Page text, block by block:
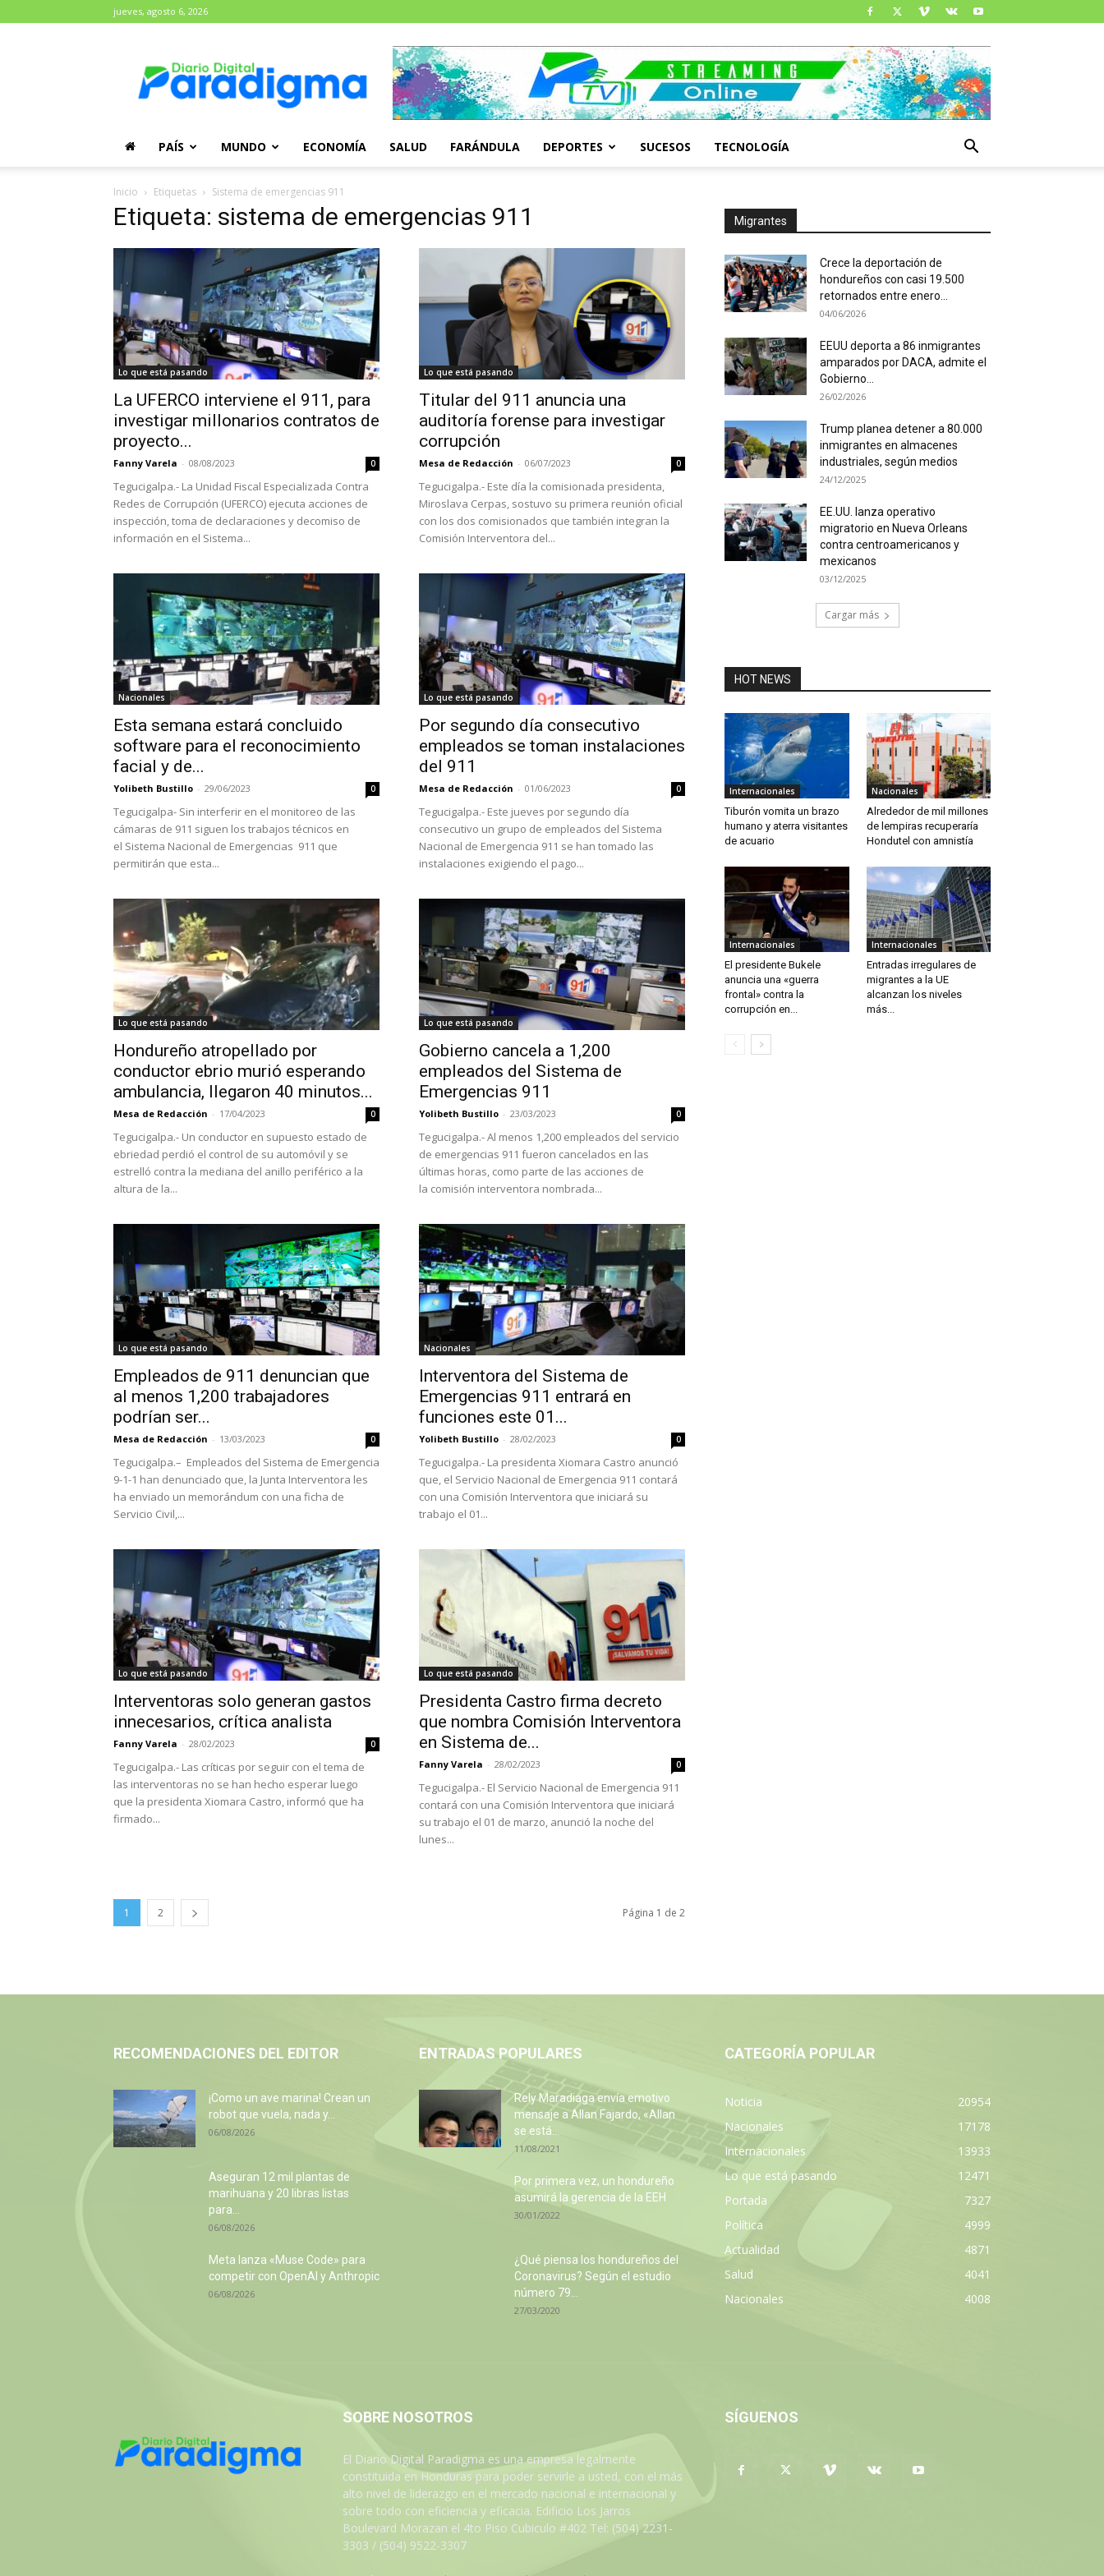
jueves, agosto 6, 2026
Paradigma
PAÍS MUNDO ECONOMÍA SALUD FARÁNDULA DEPORTES SUCESOS TECNOLOGÍA
Inicio Etiquetas Sistema de emergencias 911
Etiqueta: sistema de emergencias 911
Lo que está pasando
La UFERCO interviene el 911, para
investigar millonarios contratos de
proyecto...
Fanny Varela - 08/08/2023 0
Tegucigalpa.- La Unidad Fiscal Especializada Contra
Redes de Corrupción (UFERCO) ejecuta acciones de
inspección, toma de declaraciones y decomiso de
información en el Sistema...
Lo que está pasando
Titular del 911 anuncia una
auditoría forense para investigar
corrupción
Mesa de Redacción - 06/07/2023 0
Tegucigalpa.- Este día la comisionada presidenta,
Miroslava Cerpas, sostuvo su primera reunión oficial
con los dos comisionados que también integran la
Comisión Interventora del...
Nacionales
Esta semana estará concluido
software para el reconocimiento
facial y de...
Yolibeth Bustillo - 29/06/2023 0
Tegucigalpa- Sin interferir en el monitoreo de las
cámaras de 911 siguen los trabajos técnicos en
el Sistema Nacional de Emergencias 911 que
permitirán que esta...
Lo que está pasando
Por segundo día consecutivo
empleados se toman instalaciones
del 911
Mesa de Redacción - 01/06/2023 0
Tegucigalpa.- Este jueves por segundo día
consecutivo un grupo de empleados del Sistema
Nacional de Emergencia 911 se han tomado las
instalaciones exigiendo el pago...
Lo que está pasando
Hondureño atropellado por
conductor ebrio murió esperando
ambulancia, llegaron 40 minutos...
Mesa de Redacción - 17/04/2023 0
Tegucigalpa.- Un conductor en supuesto estado de
ebriedad perdió el control de su automóvil y se
estrelló contra la mediana del anillo periférico a la
altura de la...
Lo que está pasando
Gobierno cancela a 1,200
empleados del Sistema de
Emergencias 911
Yolibeth Bustillo - 23/03/2023 0
Tegucigalpa.- Al menos 1,200 empleados del servicio
de emergencias 911 fueron cancelados en las
últimas horas, como parte de las acciones de
la comisión interventora nombrada...
Lo que está pasando
Empleados de 911 denuncian que
al menos 1,200 trabajadores
podrían ser...
Mesa de Redacción - 13/03/2023 0
Tegucigalpa.– Empleados del Sistema de Emergencia
9-1-1 han denunciado que, la Junta Interventora les
ha enviado un memorándum con una ficha de
Servicio Civil,...
Nacionales
Interventora del Sistema de
Emergencias 911 entrará en
funciones este 01...
Yolibeth Bustillo - 28/02/2023 0
Tegucigalpa.- La presidenta Xiomara Castro anunció
que, el Servicio Nacional de Emergencia 911 contará
con una Comisión Interventora que iniciará su
trabajo el 01...
Lo que está pasando
Interventoras solo generan gastos
innecesarios, crítica analista
Fanny Varela - 28/02/2023 0
Tegucigalpa.- Las críticas por seguir con el tema de
las interventoras no se han hecho esperar luego
que la presidenta Xiomara Castro, informó que ha
firmado...
Lo que está pasando
Presidenta Castro firma decreto
que nombra Comisión Interventora
en Sistema de...
Fanny Varela - 28/02/2023 0
Tegucigalpa.- El Servicio Nacional de Emergencia 911
contará con una Comisión Interventora que iniciará
su trabajo el 01 de marzo, anunció la noche del
lunes...
1 2 Página 1 de 2
Migrantes
Crece la deportación de
hondureños con casi 19.500
retornados entre enero...
04/06/2026
EEUU deporta a 86 inmigrantes
amparados por DACA, admite el
Gobierno...
26/02/2026
Trump planea detener a 80.000
inmigrantes en almacenes
industriales, según medios
24/12/2025
EE.UU. lanza operativo
migratorio en Nueva Orleans
contra centroamericanos y
mexicanos
03/12/2025
Cargar más
HOT NEWS
Internacionales
Tiburón vomita un brazo
humano y aterra visitantes
de acuario
Nacionales
Alrededor de mil millones
de lempiras recuperaría
Hondutel con amnistía
Internacionales
El presidente Bukele
anuncia una «guerra
frontal» contra la
corrupción en...
Internacionales
Entradas irregulares de
migrantes a la UE
alcanzan los niveles
más...
RECOMENDACIONES DEL EDITOR
¡Como un ave marina! Crean un
robot que vuela, nada y...
06/08/2026
Aseguran 12 mil plantas de
marihuana y 20 libras listas
para...
06/08/2026
Meta lanza «Muse Code» para
competir con OpenAI y Anthropic
06/08/2026
ENTRADAS POPULARES
Rely Maradiaga envía emotivo
mensaje a Allan Fajardo, «Allan
se está...
11/08/2021
Por primera vez, un hondureño
asumirá la gerencia de la EEH
30/01/2022
¿Qué piensa los hondureños del
Coronavirus? Según el estudio
número 79...
27/03/2020
CATEGORÍA POPULAR
Noticia
20954
Nacionales
17178
Internacionales
13933
Lo que está pasando
12471
Portada
7327
Política
4999
Actualidad
4871
Salud
4041
Nacionales
4008
SOBRE NOSOTROS
El Diario Digital Paradigma es una empresa legalmente
constituida en Honduras para poder servirle a usted, con el más
alto nivel de liderazgo en el mercado nacional e internacional y
sobre todo con eficiencia y eficacia. Edificio Los Jarros
Boulevard Morazan el 4to Piso Cubiculo #402 Tel: (504) 2231-
3303 / (504) 9522-3307
SÍGUENOS